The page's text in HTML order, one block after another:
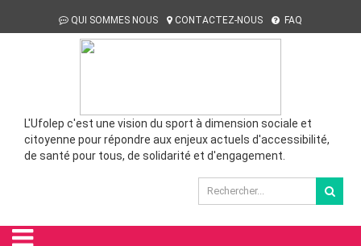
QUI SOMMES NOUS CONTACTEZ-NOUS FAQ
L'Ufolep c'est une vision du sport à dimension sociale et
citoyenne pour répondre aux enjeux actuels d'accessibilité,
de santé pour tous, de solidarité et d'engagement.